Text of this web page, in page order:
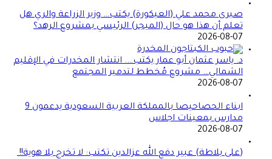
صبرى محمد علي (العيكورة) يكتب… وزير الزراعة والري هل
تعلم أن هذا هو حال (الميجر) الرئيسي بمشروع الرهد؟
2026-08-07
د. ياسر عثمان أبو عمار يكتب…. انتشار المخدرات في الإقليم
الشمالي… مشروع مُخطط لتدمير المجتمع
2026-08-07
ابناء الحصاحيصا بالمملكة العربية السعودية يدعمون 9
مدارس بمعينات اجلاس
2026-08-07
(على بلاطة) عبير دفع الله عزالدين تكتب: لا تخرج بلا هوية!!